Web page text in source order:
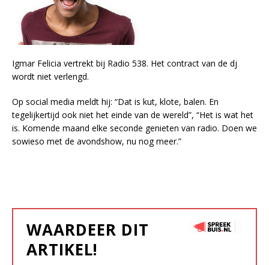
Igmar Felicia vertrekt bij Radio 538. Het contract van de dj
wordt niet verlengd.
Op social media meldt hij: “Dat is kut, klote, balen. En
tegelijkertijd ook niet het einde van de wereld”, “Het is wat het
is. Komende maand elke seconde genieten van radio. Doen we
sowieso met de avondshow, nu nog meer.”
WAARDEER DIT
ARTIKEL!